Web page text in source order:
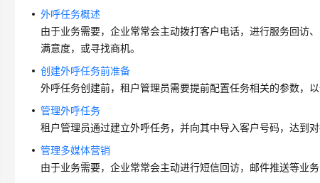
外呼任务概述
由于业务需要，企业常常会主动拨打客户电话，进行服务回访
满意度，或寻找商机。
创建外呼任务前准备
外呼任务创建前，租户管理员需要提前配置任务相关的参数，
管理外呼任务
租户管理员通过建立外呼任务，并向其中导入客户号码，达到
管理多媒体营销
由于业务需要，企业常常会主动进行短信回访，邮件推送等业